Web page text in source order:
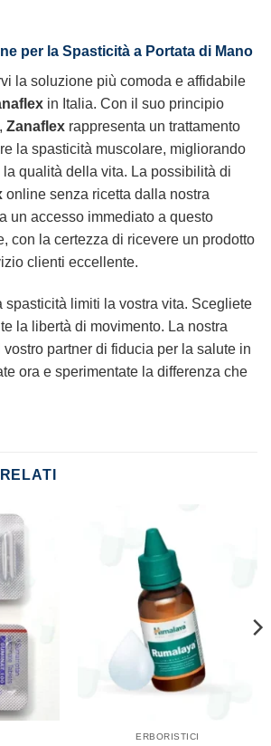
per la Spasticità a Portata di Mano
la soluzione più comoda e affidabile
in Italia. Con il suo principio
, Zanaflex rappresenta un trattamento
la spasticità muscolare, migliorando
la qualità della vita. La possibilità di
online senza ricetta dalla nostra
un accesso immediato a questo
con la certezza di ricevere un prodotto
clienti eccellente.
spasticità limiti la vostra vita. Scegliete
la libertà di movimento. La nostra
partner di fiducia per la salute in
ora e sperimentate la differenza che
ERBORISTICI